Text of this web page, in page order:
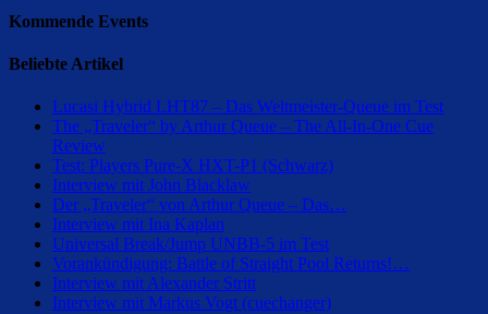
Kommende Events
Beliebte Artikel
Lucasi Hybrid LHT87 – Das Weltmeister-Queue im Test
The „Traveler“ by Arthur Queue – The All-In-One Cue
Review
Test: Players Pure-X HXT-P1 (Schwarz)
Interview mit John Blacklaw
Der „Traveler“ von Arthur Queue – Das…
Interview mit Ina Kaplan
Universal Break/Jump UNBB-5 im Test
Vorankündigung: Battle of Straight Pool Returns!…
Interview mit Alexander Stritt
Interview mit Markus Vogt (cuechanger)